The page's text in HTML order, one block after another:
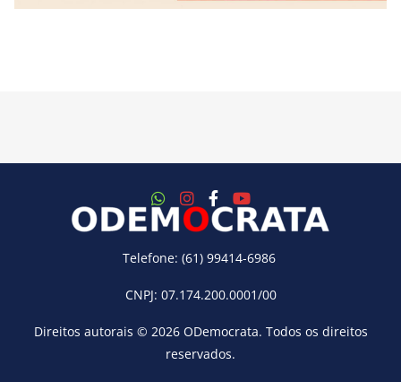
Telefone: (61) 99414-6986
CNPJ: 07.174.200.0001/00
Direitos autorais © 2026 ODemocrata. Todos os direitos
reservados.